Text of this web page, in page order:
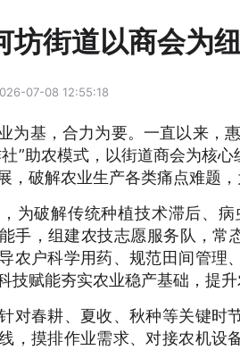
坊街道以商会为
07-08 12:55:18
为基，合力为要。一直以来，
”助农模式，以街道商会为核
，破解农业生产各类痛点难题
为破解传统种植技术滞后、
手，组建农技志愿服务队，常
农户科学用药、规范田间管理
技赋能夯实农业稳产基础，提
对春耕、夏收、秋种等关键时
，摸排作业需求、对接农机设